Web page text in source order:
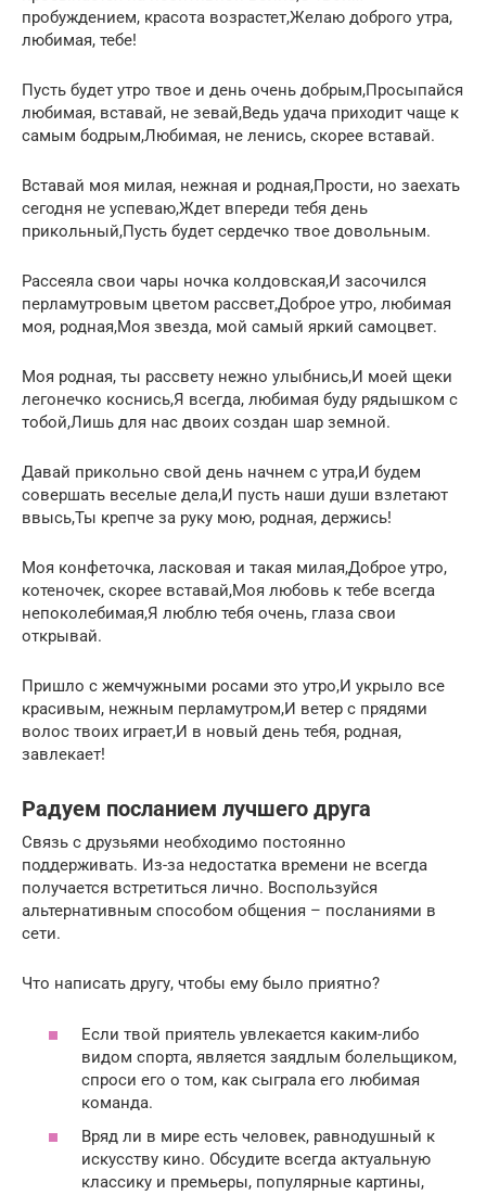
пробуждением, красота возрастет,Желаю доброго утра,
любимая, тебе!
Пусть будет утро твое и день очень добрым,Просыпайся
любимая, вставай, не зевай,Ведь удача приходит чаще к
самым бодрым,Любимая, не ленись, скорее вставай.
Вставай моя милая, нежная и родная,Прости, но заехать
сегодня не успеваю,Ждет впереди тебя день
прикольный,Пусть будет сердечко твое довольным.
Рассеяла свои чары ночка колдовская,И засочился
перламутровым цветом рассвет,Доброе утро, любимая
моя, родная,Моя звезда, мой самый яркий самоцвет.
Моя родная, ты рассвету нежно улыбнись,И моей щеки
легонечко коснись,Я всегда, любимая буду рядышком с
тобой,Лишь для нас двоих создан шар земной.
Давай прикольно свой день начнем с утра,И будем
совершать веселые дела,И пусть наши души взлетают
ввысь,Ты крепче за руку мою, родная, держись!
Моя конфеточка, ласковая и такая милая,Доброе утро,
котеночек, скорее вставай,Моя любовь к тебе всегда
непоколебимая,Я люблю тебя очень, глаза свои
открывай.
Пришло с жемчужными росами это утро,И укрыло все
красивым, нежным перламутром,И ветер с прядями
волос твоих играет,И в новый день тебя, родная,
завлекает!
Радуем посланием лучшего друга
Связь с друзьями необходимо постоянно
поддерживать. Из-за недостатка времени не всегда
получается встретиться лично. Воспользуйся
альтернативным способом общения – посланиями в
сети.
Что написать другу, чтобы ему было приятно?
Если твой приятель увлекается каким-либо
видом спорта, является заядлым болельщиком,
спроси его о том, как сыграла его любимая
команда.
Вряд ли в мире есть человек, равнодушный к
искусству кино. Обсудите всегда актуальную
классику и премьеры, популярные картины,